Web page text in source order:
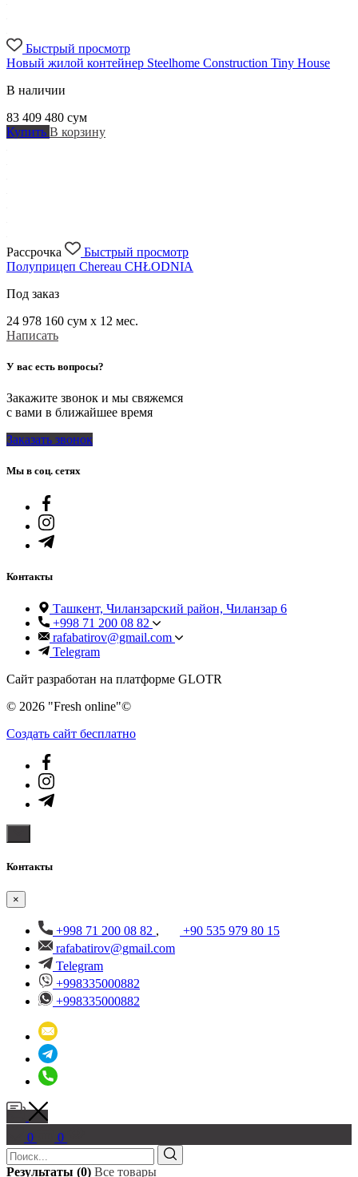
Быстрый просмотр
Новый жилой контейнер Steelhome Construction Tiny House
В наличии
83 409 480 сум
Купить В корзину
Рассрочка
Быстрый просмотр
Полуприцеп Chereau CHŁODNIA
Под заказ
24 978 160 сум x 12 мес.
Написать
У вас есть вопросы?
Закажите звонок и мы свяжемся
с вами в ближайшее время
Заказать звонок
Мы в соц. сетях
Контакты
Ташкент, Чиланзарский район, Чиланзар 6
+998 71 200 08 82
rafabatirov@gmail.com
Telegram
Сайт разработан на платформе GLOTR
© 2026 "Fresh online"©️
Создать cайт бесплатно
Контакты
×
+998 71 200 08 82 ,
+90 535 979 80 15
rafabatirov@gmail.com
Telegram
+998335000882
+998335000882
0 0
Результаты (0) Все товары